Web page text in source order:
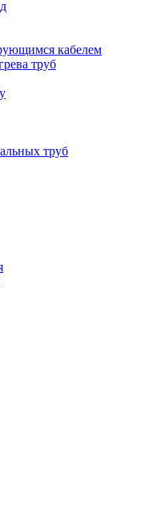
кабелем
труб
труб